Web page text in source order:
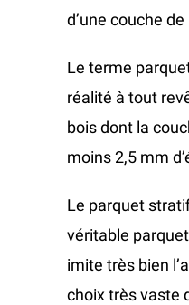
d’une couche
Le terme
réalité à tout
bois dont la
moins 2,5 mm
Le parquet
véritable
imite très bien
choix très vaste